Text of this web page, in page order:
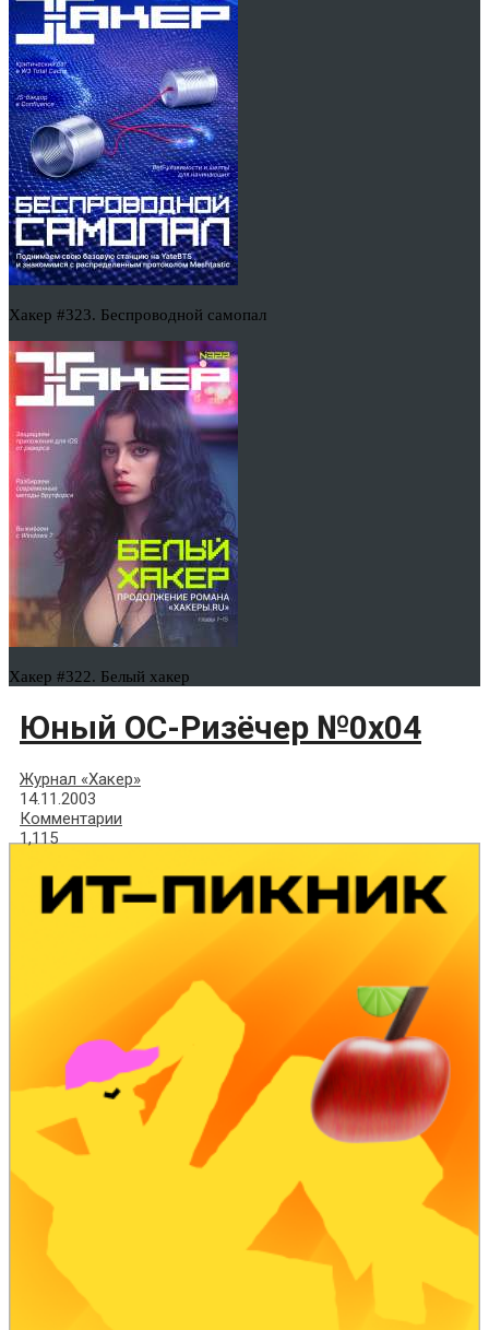
Хакер #323. Беспроводной самопал
Хакер #322. Белый хакер
Юный ОС-Ризёчер №0x04
Журнал «Хакер»
14.11.2003
Комментарии
1,115